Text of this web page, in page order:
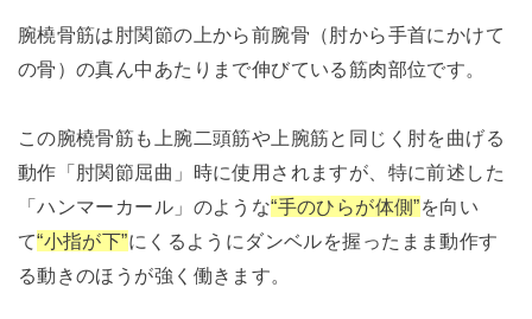
腕橈骨筋は肘関節の上から前腕骨（肘から手首にかけて
の骨）の真ん中あたりまで伸びている筋肉部位です。
この腕橈骨筋も上腕二頭筋や上腕筋と同じく肘を曲げる
動作「肘関節屈曲」時に使用されますが、特に前述した
「ハンマーカール」のような“手のひらが体側”を向い
て“小指が下”にくるようにダンベルを握ったまま動作す
る動きのほうが強く働きます。